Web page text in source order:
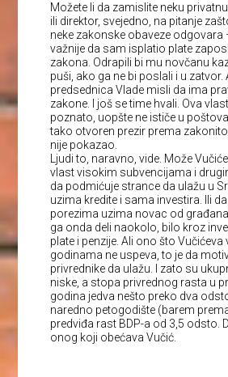
Možete li da zamislite neku
ili direktor, svejedno, na pitanje
neke zakonske obaveze odgovara
važnije da sam isplatio plate
zakona. Odrapili bi mu novčanu
puši, ako ga ne bi poslali i u zatvor.
predsednica Vlade misli da ima
zakone. I još se time hvali. Ova
poznato, uopšte ne ističe u
tako otvoren prezir prema
nije pokazao.
Ljudi to, naravno, vide. Može
vlast visokim subvencijama i
da podmićuje strance da ulažu u
uzima kredite i sama investira. Ili
porezima uzima novac od
ga onda deli naokolo, bilo kroz
plate i penzije. Ali ono što Vučićeva
godinama ne uspeva, to je da
privrednike da ulažu. I zato su
niske, a stopa privrednog rasta u
godina jedva nešto preko dva
naredno petogodište (barem
predviđa rast BDP-a od 3,5 odsto.
onog koji obećava Vučić.